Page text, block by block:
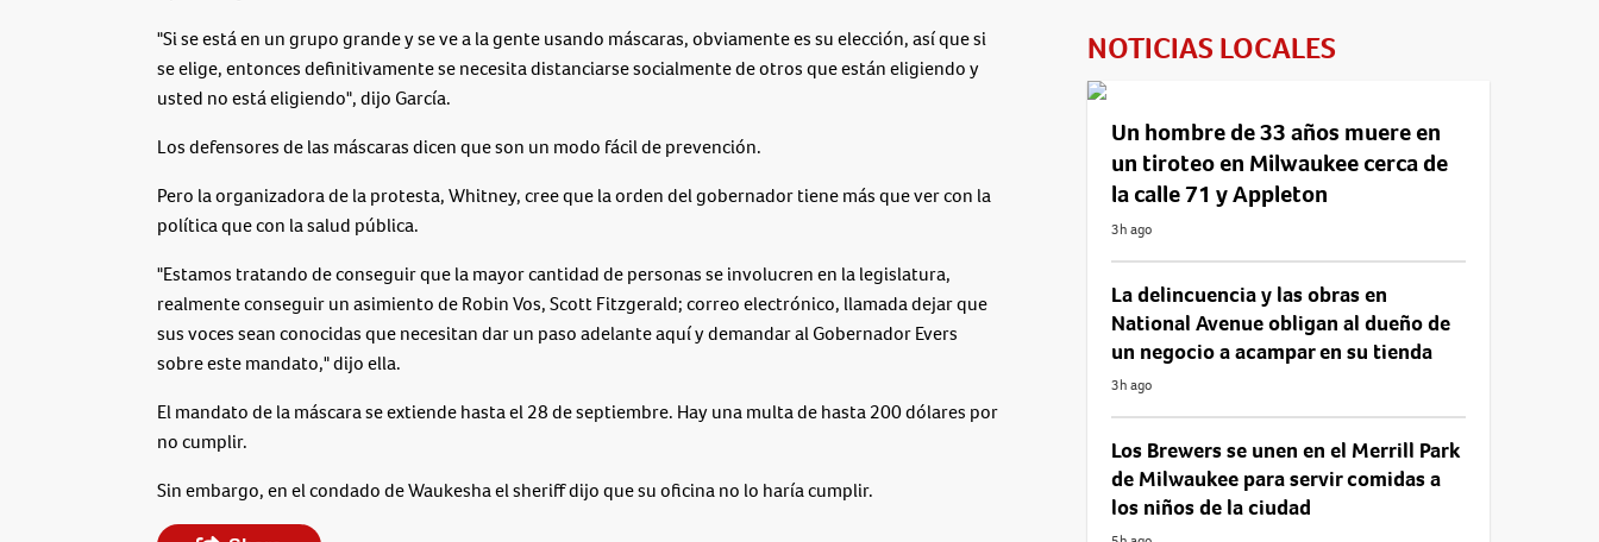
"Si se está en un grupo grande y se ve a la gente usando máscaras, obviamente es su elección, así que si
se elige, entonces definitivamente se necesita distanciarse socialmente de otros que están eligiendo y
usted no está eligiendo", dijo García.
Los defensores de las máscaras dicen que son un modo fácil de prevención.
Pero la organizadora de la protesta, Whitney, cree que la orden del gobernador tiene más que ver con la
política que con la salud pública.
"Estamos tratando de conseguir que la mayor cantidad de personas se involucren en la legislatura,
realmente conseguir un asimiento de Robin Vos, Scott Fitzgerald; correo electrónico, llamada dejar que
sus voces sean conocidas que necesitan dar un paso adelante aquí y demandar al Gobernador Evers
sobre este mandato," dijo ella.
El mandato de la máscara se extiende hasta el 28 de septiembre. Hay una multa de hasta 200 dólares por
no cumplir.
Sin embargo, en el condado de Waukesha el sheriff dijo que su oficina no lo haría cumplir.
NOTICIAS LOCALES
Un hombre de 33 años muere en
un tiroteo en Milwaukee cerca de
la calle 71 y Appleton
3h ago
La delincuencia y las obras en
National Avenue obligan al dueño de
un negocio a acampar en su tienda
3h ago
Los Brewers se unen en el Merrill Park
de Milwaukee para servir comidas a
los niños de la ciudad